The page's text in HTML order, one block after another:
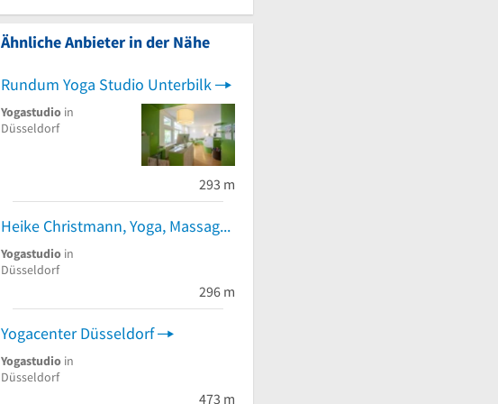
Ähnliche Anbieter in der Nähe
Rundum Yoga Studio Unterbilk
Yogastudio in
Düsseldorf
293 m
Heike Christmann, Yoga, Massage, Energiearbeit
Yogastudio in
Düsseldorf
296 m
Yogacenter Düsseldorf
Yogastudio in
Düsseldorf
473 m